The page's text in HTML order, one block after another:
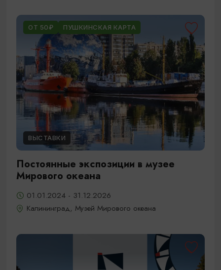
ОТ 50₽ ПУШКИНСКАЯ КАРТА
ВЫСТАВКИ
Постоянные экспозиции в музее
Мирового океана
01.01.2024 - 31.12.2026
Калининград, Музей Мирового океана